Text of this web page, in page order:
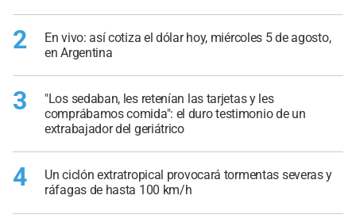
2
En vivo: así cotiza el dólar hoy, miércoles 5 de agosto,
en Argentina
3
"Los sedaban, les retenían las tarjetas y les
comprábamos comida": el duro testimonio de un
extrabajador del geriátrico
4
Un ciclón extratropical provocará tormentas severas y
ráfagas de hasta 100 km/h